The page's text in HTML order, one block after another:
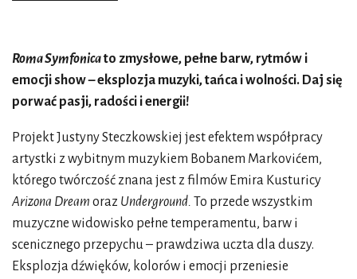
Roma Symfonicato zmysłowe, pełne barw, rytmów i
emocji show – eksplozja muzyki, tańca i wolności. Daj się
porwać pasji, radości i energii!
Projekt Justyny Steczkowskiej jest efektem współpracy
artystki z wybitnym muzykiem Bobanem Markovićem,
którego twórczość znana jest z filmów Emira Kusturicy
Arizona Dream oraz Underground. To przede wszystkim
muzyczne widowisko pełne temperamentu, barw i
scenicznego przepychu – prawdziwa uczta dla duszy.
Eksplozja dźwięków, kolorów i emocji przeniesie